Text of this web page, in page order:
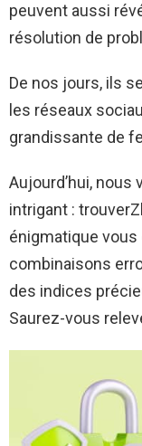
peuvent aussi
résolution de
De nos jours, ils
les réseaux
grandissante de
Aujourd’hui,
intrigant :
énigmatique
combinaisons
des indices
Saurez-vous